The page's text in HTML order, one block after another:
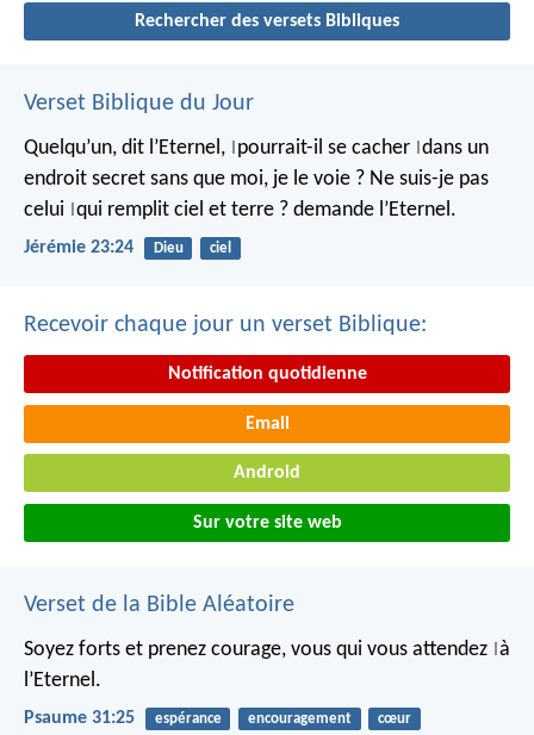
Rechercher des versets Bibliques
Verset Biblique du Jour
Quelqu’un, dit l’Eternel, pourrait-il se cacher dans un
endroit secret sans que moi, je le voie ? Ne suis-je pas
celui qui remplit ciel et terre ? demande l’Eternel.
Jérémie 23:24 Dieu ciel
Recevoir chaque jour un verset Biblique:
Notification quotidienne
Email
Android
Sur votre site web
Verset de la Bible Aléatoire
Soyez forts et prenez courage, vous qui vous attendez à
l’Eternel.
Psaume 31:25 espérance encouragement cœur